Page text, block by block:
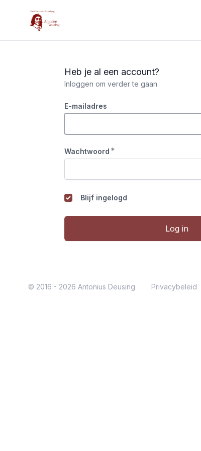
Antonius Deusing
Heb je al een account?
Inloggen om verder te gaan
E-mailadres
Wachtwoord *
Blijf ingelogd
Log in
© 2016 - 2026 Antonius Deusing Privacybeleid